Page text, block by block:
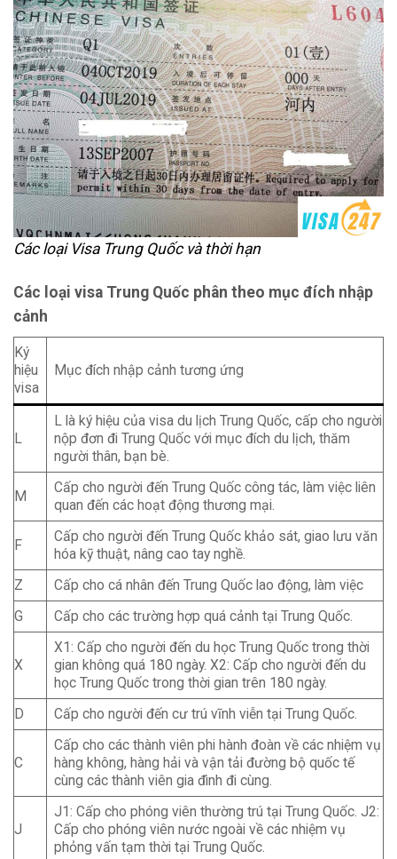
Các loại Visa Trung Quốc và thời hạn
Các loại visa Trung Quốc phân theo mục đích nhập
cảnh
Ký
hiệu
visa
Mục đích nhập cảnh tương ứng
L
L là ký hiệu của visa du lịch Trung Quốc, cấp cho người
nộp đơn đi Trung Quốc với mục đích du lịch, thăm
người thân, bạn bè.
M
Cấp cho người đến Trung Quốc công tác, làm việc liên
quan đến các hoạt động thương mại.
F
Cấp cho người đến Trung Quốc khảo sát, giao lưu văn
hóa kỹ thuật, nâng cao tay nghề.
Z
Cấp cho cá nhân đến Trung Quốc lao động, làm việc
G
Cấp cho các trường hợp quá cảnh tại Trung Quốc.
X
X1: Cấp cho người đến du học Trung Quốc trong thời
gian không quá 180 ngày. X2: Cấp cho người đến du
học Trung Quốc trong thời gian trên 180 ngày.
D
Cấp cho người đến cư trú vĩnh viễn tại Trung Quốc.
C
Cấp cho các thành viên phi hành đoàn về các nhiệm vụ
hàng không, hàng hải và vận tải đường bộ quốc tế
cùng các thành viên gia đình đi cùng.
J
J1: Cấp cho phóng viên thường trú tại Trung Quốc. J2:
Cấp cho phóng viên nước ngoài về các nhiệm vụ
phỏng vấn tạm thời tại Trung Quốc.